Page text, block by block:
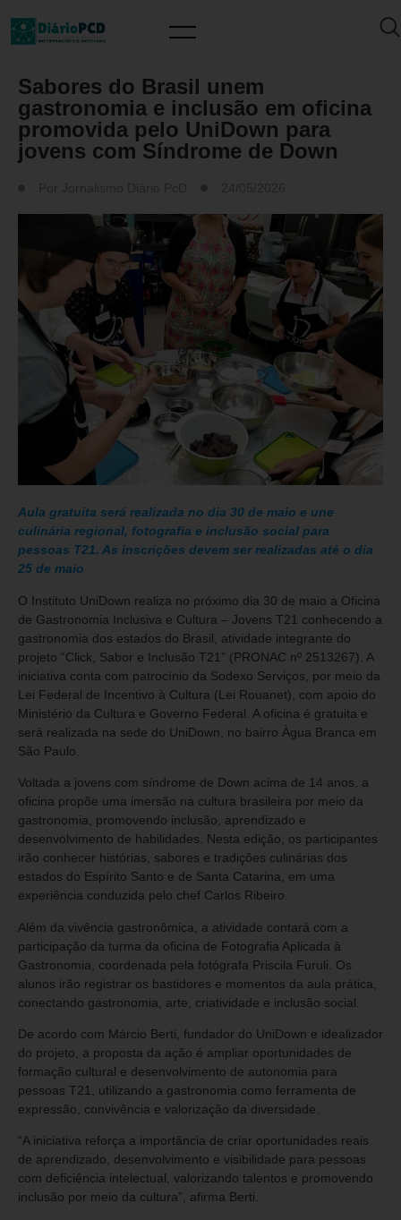
Sabores do Brasil unem
gastronomia e inclusão em oficina
promovida pelo UniDown para
jovens com Síndrome de Down
Aula gratuita será realizada no dia 30 de maio e une
culinária regional, fotografia e inclusão social para
pessoas T21. As inscrições devem ser realizadas até o dia
25 de maio
O Instituto UniDown realiza no próximo dia 30 de maio a Oficina
de Gastronomia Inclusiva e Cultura – Jovens T21 conhecendo a
gastronomia dos estados do Brasil, atividade integrante do
projeto “Click, Sabor e Inclusão T21” (PRONAC nº 2513267). A
iniciativa conta com patrocínio da Sodexo Serviços, por meio da
Lei Federal de Incentivo à Cultura (Lei Rouanet), com apoio do
Ministério da Cultura e Governo Federal. A oficina é gratuita e
será realizada na sede do UniDown, no bairro Àgua Branca em
São Paulo.
Voltada a jovens com síndrome de Down acima de 14 anos, a
oficina propõe uma imersão na cultura brasileira por meio da
gastronomia, promovendo inclusão, aprendizado e
desenvolvimento de habilidades. Nesta edição, os participantes
irão conhecer histórias, sabores e tradições culinárias dos
estados do Espírito Santo e de Santa Catarina, em uma
experiência conduzida pelo chef Carlos Ribeiro.
Além da vivência gastronômica, a atividade contará com a
participação da turma da oficina de Fotografia Aplicada à
Gastronomia, coordenada pela fotógrafa Priscila Furuli. Os
alunos irão registrar os bastidores e momentos da aula prática,
conectando gastronomia, arte, criatividade e inclusão social.
De acordo com Márcio Berti, fundador do UniDown e idealizador
do projeto, a proposta da ação é ampliar oportunidades de
formação cultural e desenvolvimento de autonomia para
pessoas T21, utilizando a gastronomia como ferramenta de
expressão, convivência e valorização da diversidade.
“A iniciativa reforça a importância de criar oportunidades reais
de aprendizado, desenvolvimento e visibilidade para pessoas
com deficiência intelectual, valorizando talentos e promovendo
inclusão por meio da cultura”, afirma Berti.